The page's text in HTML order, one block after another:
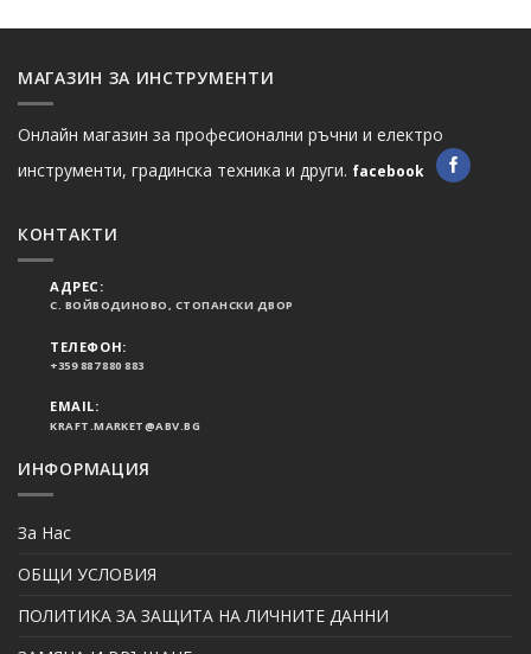
МАГАЗИН ЗА ИНСТРУМЕНТИ
Онлайн магазин за професионални ръчни и електро
инструменти, градинска техника и други. facebook
КОНТАКТИ
АДРЕС:
С. ВОЙВОДИНОВО, СТОПАНСКИ ДВОР
ТЕЛЕФОН:
+359 887 880 883
EMAIL:
KRAFT.MARKET@ABV.BG
ИНФОРМАЦИЯ
За Нас
ОБЩИ УСЛОВИЯ
ПОЛИТИКА ЗА ЗАЩИТА НА ЛИЧНИТЕ ДАННИ